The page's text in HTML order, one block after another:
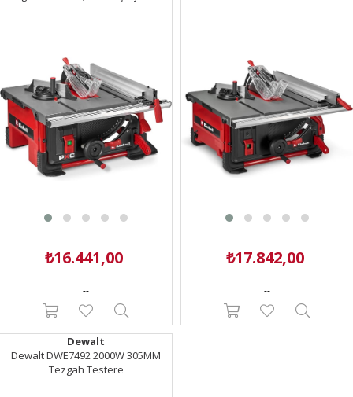
₺16.441,00
--
₺17.842,00
--
Dewalt
Dewalt DWE7492 2000W 305MM
Tezgah Testere